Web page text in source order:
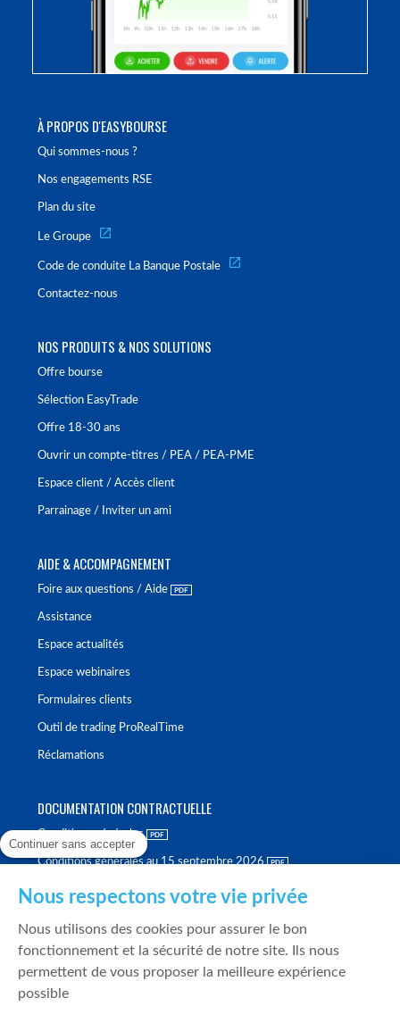
À PROPOS D'EASYBOURSE
Qui sommes-nous ?
Nos engagements RSE
Plan du site
Le Groupe
Code de conduite La Banque Postale
Contactez-nous
NOS PRODUITS & NOS SOLUTIONS
Offre bourse
Sélection EasyTrade
Offre 18-30 ans
Ouvrir un compte-titres / PEA / PEA-PME
Espace client / Accès client
Parrainage / Inviter un ami
AIDE & ACCOMPAGNEMENT
Foire aux questions / Aide
Assistance
Espace actualités
Espace webinaires
Formulaires clients
Outil de trading ProRealTime
Réclamations
DOCUMENTATION CONTRACTUELLE
Conditions générales
Conditions générales au 15 septembre 2026
Politique de meilleure sélection
Politique de durabilité
Fonds de garantie des dépôts et de résolution
Continuer sans accepter
Nous respectons votre vie privée
Nous utilisons des cookies pour assurer le bon
fonctionnement et la sécurité de notre site. Ils nous
permettent de vous proposer la meilleure expérience
possible